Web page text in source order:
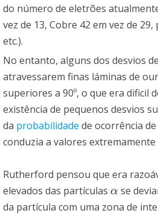
do número de eletrões
vez de 13, Cobre 42 em vez de
etc.).
No entanto, alguns dos desvios
atravessarem finas láminas de
superiores a 90º, o que era dificil
existência de pequenos desvios
da probabilidade de ocorrência
conduzia a valores extremamente
Rutherford pensou que era
elevados das partículas α
α se
da partícula com uma zona de